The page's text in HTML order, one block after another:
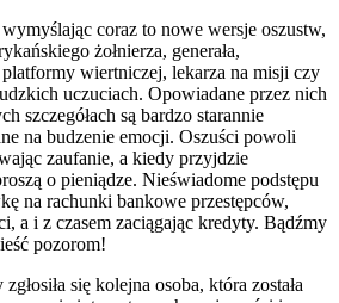
coraz to nowe wersje oszustw,
żołnierza, generała,
wiertniczej, lekarza na misji czy
uczuciach. Opowiadane przez nich
szczegółach są bardzo starannie
na budzenie emocji. Oszuści powoli
zaufanie, a kiedy przyjdzie
o pieniądze. Nieświadome podstępu
na rachunki bankowe przestępców,
a i z czasem zaciągając kredyty. Bądźmy
pozorom!
się kolejna osoba, która została